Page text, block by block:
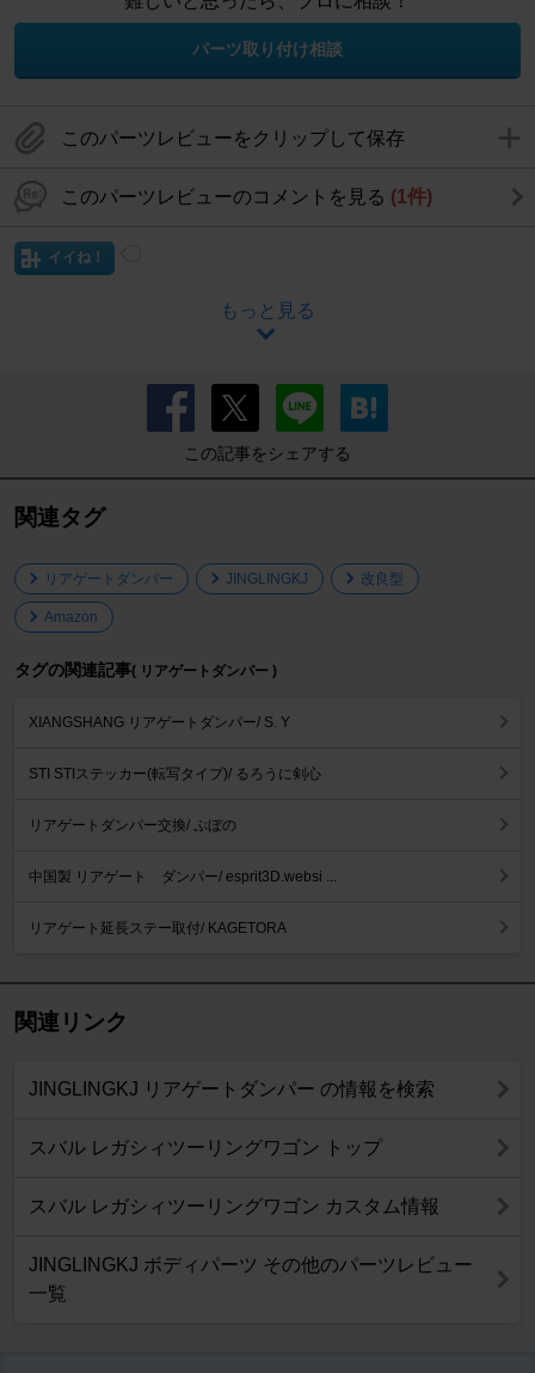
パーツ取り付け相談
このパーツレビューをクリップして保存
このパーツレビューのコメントを見る (1件)
イイね！
もっと見る
この記事をシェアする
関連タグ
リアゲートダンパー JINGLINGKJ 改良型
Amazon
タグの関連記事( リアゲートダンパー )
XIANGSHANG リアゲートダンパー/ S. Y
STI STIステッカー(転写タイプ)/ るろうに剣心
リアゲートダンパー交換/ ぷぼの
中国製 リアゲート ダンパー/ esprit3D.websi ...
リアゲート延長ステー取付/ KAGETORA
関連リンク
JINGLINGKJ リアゲートダンパー の情報を検索
スバル レガシィツーリングワゴン トップ
スバル レガシィツーリングワゴン カスタム情報
JINGLINGKJ ボディパーツ その他のパーツレビュー
一覧